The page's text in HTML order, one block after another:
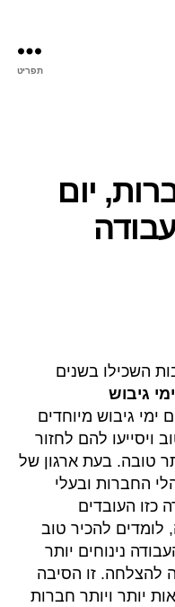
תפריט
יום
השכילו בשנים
ימי גיבוש
ימי גיבוש מיוחדים
ויסייעו להם לחזור
טובה. בעת ארגון של
החברות ובעלי
כזו העובדים
להכיר טוב
נינוחים יותר
להצלחה. זו הסיבה
יותר ויותר חברות